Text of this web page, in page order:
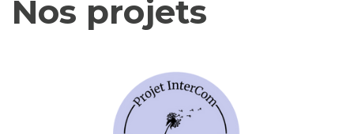
Nos projets